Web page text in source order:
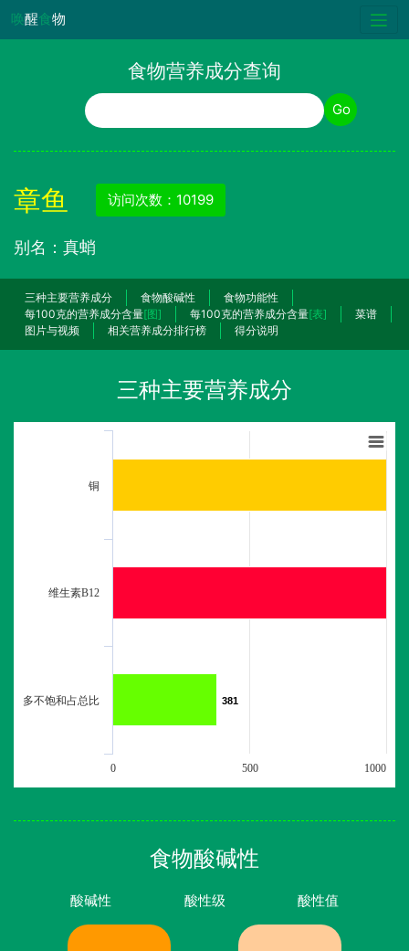
唤醒食物
食物营养成分查询
食物名称 Go
章鱼 访问次数：10199
别名：真蛸
三种主要营养成分 食物酸碱性
食物功能性
每100克的营养成分含量[图] 每100克的营养成分含量[表]
菜谱
图片与视频
相关营养成分排行榜 得分说明
三种主要营养成分
381
381
铜
维生素B12
多不饱和占总比
0 500 1000
食物酸碱性
酸碱性 酸性级 酸性值